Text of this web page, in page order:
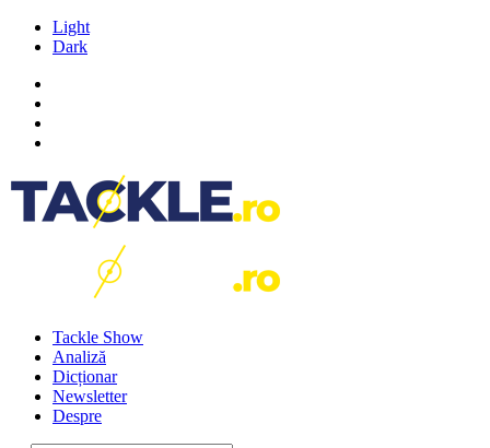
Light
Dark
Tackle Show
Analiză
Dicționar
Newsletter
Despre